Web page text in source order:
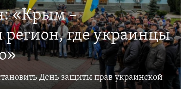
«Крым –
где украинцы
День защиты прав украинской